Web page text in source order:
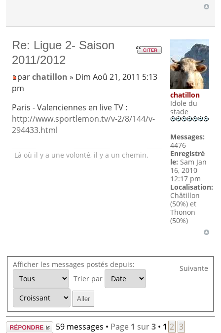
Re: Ligue 2- Saison
2011/2012
parchatillon » Dim Aoû 21, 2011 5:13
pm
Paris - Valenciennes en live TV :
http://www.sportlemon.tv/v-2/8/144/v-
294433.html
Là où il y a une volonté, il y a un chemin.
chatillon
Idole du
stade
Messages:
4476
Enregistré
le: Sam Jan
16, 2010
12:17 pm
Localisation:
Châtillon
(50%) et
Thonon
(50%)
Suivante
Afficher les messages postés depuis:
Trier par
Répondre 59 messages • Page 1 sur3• 1 2 3